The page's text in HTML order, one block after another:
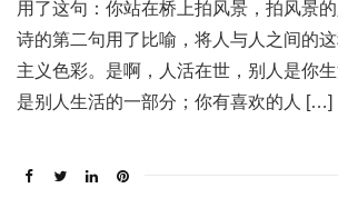
用了这句：你站在桥上拍风景，拍风景的
诗的第二句用了比喻，将人与人之间的
主义色彩。是啊，人活在世，别人是你
是别人生活的一部分；你有喜欢的人 […]